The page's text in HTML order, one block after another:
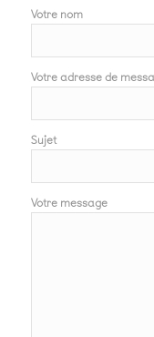
Votre nom
Votre adresse de
Sujet
Votre message